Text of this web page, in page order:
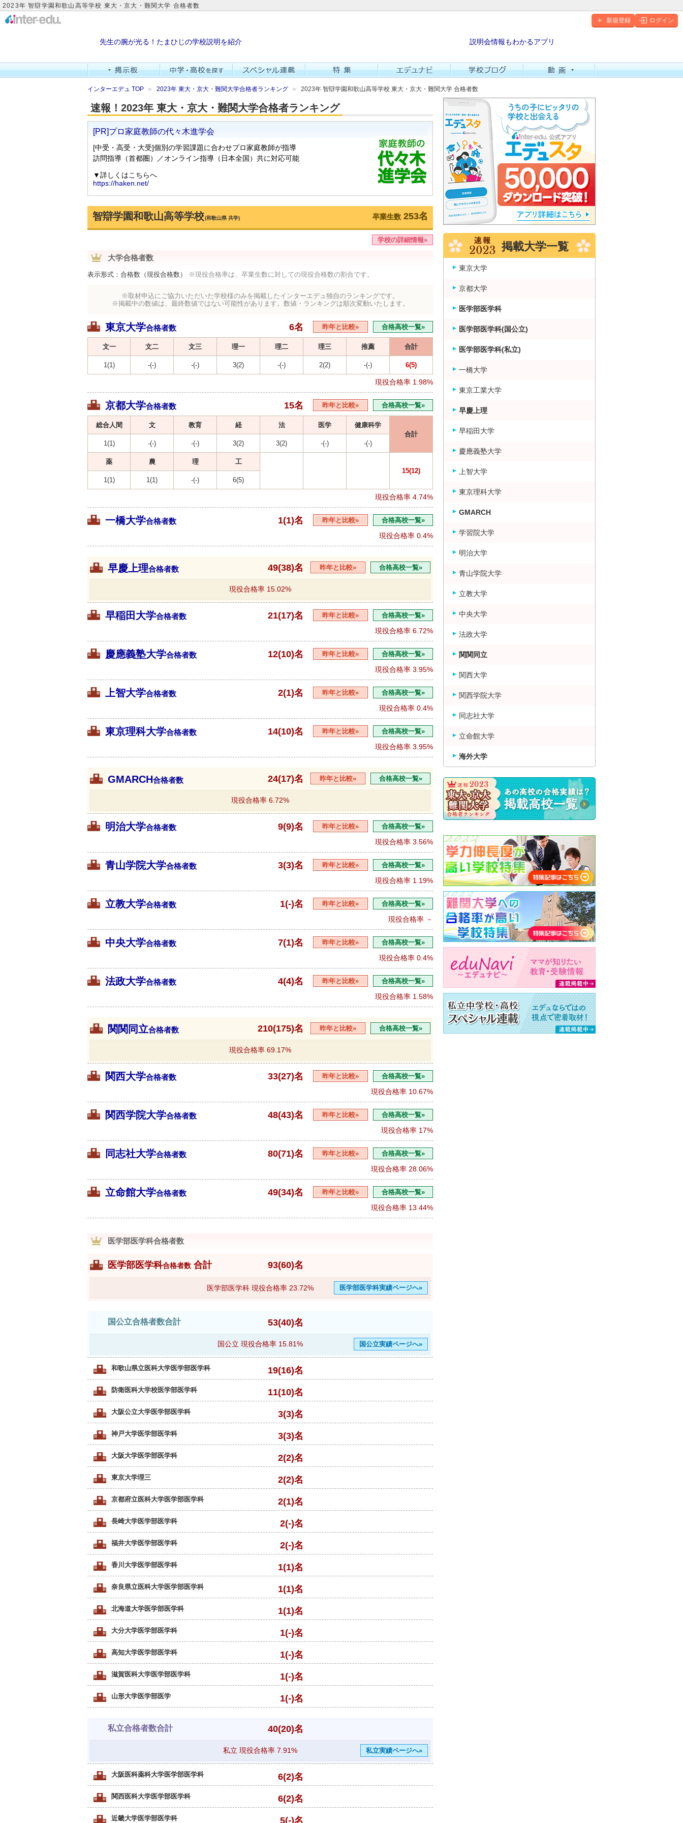
2023年 智辯学園和歌山高等学校 東大・京大・難関大学 合格者数
新規登録 ログイン
先生の腕が光る！たまひじの学校説明を紹介 説明会情報もわかるアプリ
インターエデュ TOP 2023年 東大・京大・難関大学合格者ランキング 2023年 智辯学園和歌山高等学校 東大・京大・難関大学 合格者数
速報！2023年 東大・京大・難関大学合格者ランキング
智辯学園和歌山高等学校(和歌山県 共学) 卒業生数 253名
学校の詳細情報»
大学合格者数
表示形式：合格数（現役合格数） ※現役合格率は、卒業生数に対しての現役合格数の割合です。
※取材申込にご協力いただいた学校様のみを掲載したインターエデュ独自のランキングです。
※掲載中の数値は、最終数値ではない可能性があります。数値・ランキングは順次変動いたします。
東京大学合格者数 6名 昨年と比較» 合格高校一覧»
文一 文二 文三 理一 理二 理三 推薦 合計
1(1) -(-) -(-) 3(2) -(-) 2(2) -(-) 6(5)
現役合格率 1.98%
京都大学合格者数 15名 昨年と比較» 合格高校一覧»
総合人間 文 教育 経 法 医学
健康科学
合計
1(1)
-(-) -(-) 3(2) 3(2) -(-) -(-)
薬 農 理
工
15(12)
1(1)
1(1) -(-) 6(5)
現役合格率 4.74%
一橋大学合格者数 1(1)名 昨年と比較» 合格高校一覧»
現役合格率 0.4%
早慶上理合格者数 49(38)名 昨年と比較» 合格高校一覧»
現役合格率 15.02%
早稲田大学合格者数 21(17)名 昨年と比較» 合格高校一覧»
現役合格率 6.72%
慶應義塾大学合格者数 12(10)名 昨年と比較» 合格高校一覧»
現役合格率 3.95%
上智大学合格者数 2(1)名 昨年と比較» 合格高校一覧»
現役合格率 0.4%
東京理科大学合格者数 14(10)名 昨年と比較» 合格高校一覧»
現役合格率 3.95%
GMARCH合格者数 24(17)名 昨年と比較» 合格高校一覧»
現役合格率 6.72%
明治大学合格者数 9(9)名 昨年と比較» 合格高校一覧»
現役合格率 3.56%
青山学院大学合格者数 3(3)名 昨年と比較» 合格高校一覧»
現役合格率 1.19%
立教大学合格者数 1(-)名 昨年と比較» 合格高校一覧»
現役合格率 －
中央大学合格者数 7(1)名 昨年と比較» 合格高校一覧»
現役合格率 0.4%
法政大学合格者数 4(4)名 昨年と比較» 合格高校一覧»
現役合格率 1.58%
関関同立合格者数 210(175)名 昨年と比較» 合格高校一覧»
現役合格率 69.17%
関西大学合格者数 33(27)名 昨年と比較» 合格高校一覧»
現役合格率 10.67%
関西学院大学合格者数 48(43)名 昨年と比較» 合格高校一覧»
現役合格率 17%
同志社大学合格者数 80(71)名 昨年と比較» 合格高校一覧»
現役合格率 28.06%
立命館大学合格者数 49(34)名 昨年と比較» 合格高校一覧»
現役合格率 13.44%
医学部医学科合格者数
医学部医学科合格者数 合計 93(60)名
医学部医学科 現役合格率 23.72% 医学部医学科実績ページへ»
国公立合格者数合計 53(40)名
国公立 現役合格率 15.81% 国公立実績ページへ»
和歌山県立医科大学医学部医学科 19(16)名
防衛医科大学校医学部医学科 11(10)名
大阪公立大学医学部医学科 3(3)名
神戸大学医学部医学科 3(3)名
大阪大学医学部医学科 2(2)名
東京大学理三 2(2)名
京都府立医科大学医学部医学科 2(1)名
長崎大学医学部医学科 2(-)名
福井大学医学部医学科 2(-)名
香川大学医学部医学科 1(1)名
奈良県立医科大学医学部医学科 1(1)名
北海道大学医学部医学科 1(1)名
大分大学医学部医学科 1(-)名
高知大学医学部医学科 1(-)名
滋賀医科大学医学部医学科 1(-)名
山形大学医学部医学 1(-)名
私立合格者数合計 40(20)名
私立 現役合格率 7.91% 私立実績ページへ»
大阪医科薬科大学医学部医学科 6(2)名
関西医科大学医学部医学科 6(2)名
近畿大学医学部医学科 5(-)名
掲載大学一覧
東京大学
京都大学
医学部医学科
医学部医学科(国公立)
医学部医学科(私立)
一橋大学
東京工業大学
早慶上理
早稲田大学
慶應義塾大学
上智大学
東京理科大学
GMARCH
学習院大学
明治大学
青山学院大学
立教大学
中央大学
法政大学
関関同立
関西大学
関西学院大学
同志社大学
立命館大学
海外大学